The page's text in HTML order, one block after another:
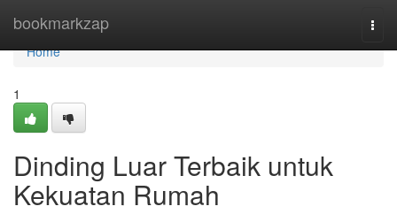
bookmarkzap
Home
Home
1
Dinding Luar Terbaik untuk
Kekuatan Rumah